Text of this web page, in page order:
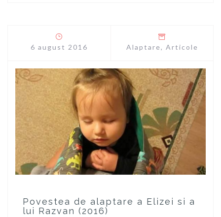
6 august 2016 Alaptare, Articole
Povestea de alaptare a Elizei si a
lui Razvan (2016)